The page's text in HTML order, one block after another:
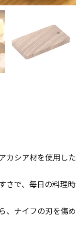
シア材を使用した
で、毎日の料理
ナイフの刃を傷め